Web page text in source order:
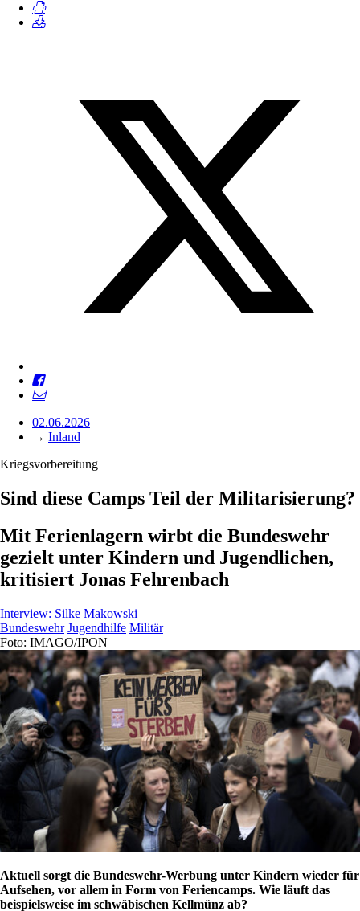
02.06.2026
→ Inland
Kriegsvorbereitung
Sind diese Camps Teil der Militarisierung?
Mit Ferienlagern wirbt die Bundeswehr
gezielt unter Kindern und Jugendlichen,
kritisiert Jonas Fehrenbach
Interview: Silke Makowski
Bundeswehr Jugendhilfe Militär
Foto: IMAGO/IPON
Aktuell sorgt die Bundeswehr-Werbung unter Kindern wieder für
Aufsehen, vor allem in Form von Feriencamps. Wie läuft das
beispielsweise im schwäbischen Kellmünz ab?